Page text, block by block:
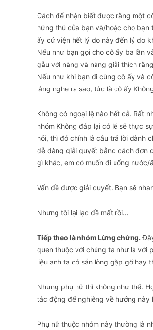
​Cách để nhận biết được rằng một
hứng thú của bạn và/hoặc cho
ấy cứ viện hết lý do này đến lý do
Nếu như bạn gọi cho cô ấy ba lần
gẫu với nàng và nàng giải thích
Nếu như khi bạn đi cùng cô ấy và
lắng nghe ra sao, tức là cô ấy
​Không có ngoại lệ nào hết cả. Rất
nhóm Không đáp lại có lẽ sẽ thực
hỏi, thì đó chính là câu trả lời dành
dễ dàng giải quyết bằng cách đơn
gì khác, em có muốn đi uống nước/
​Vấn đề được giải quyết. Bạn sẽ
​Nhưng tôi lại lạc đề mất rồi…
Tiếp theo là nhóm Lừng chừng.
quen thuộc với chúng ta như là với
liệu anh ta có sẵn lòng gặp gỡ hay
​Nhưng phụ nữ thì không như thế.
tác động để nghiêng về hướng này
​Phụ nữ thuộc nhóm này thường là